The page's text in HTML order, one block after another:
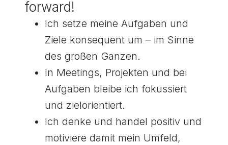
forward!
Ich setze meine Aufgaben und
Ziele konsequent um – im Sinne
des großen Ganzen.
In Meetings, Projekten und bei
Aufgaben bleibe ich fokussiert
und zielorientiert.
Ich denke und handel positiv und
motiviere damit mein Umfeld,